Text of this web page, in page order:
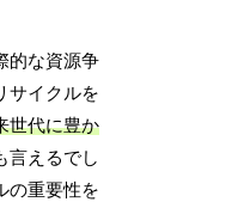
的な資源争
サイクルを
世代に豊か
言えるでし
の重要性を